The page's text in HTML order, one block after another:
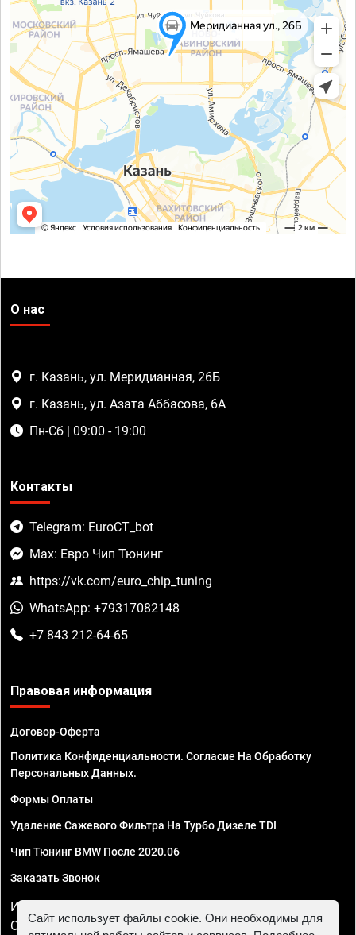
О нас
г. Казань, ул. Меридианная, 26Б
г. Казань, ул. Азата Аббасова, 6А
Пн-Сб | 09:00 - 19:00
Контакты
Telegram: EuroCT_bot
Max: Евро Чип Тюнинг
https://vk.com/euro_chip_tuning
WhatsApp: +79317082148
+7 843 212-64-65
Правовая информация
Договор-Оферта
Политика Конфиденциальности. Согласие На Обработку
Персональных Данных.
Формы Оплаты
Удаление Сажевого Фильтра На Турбо Дизеле TDI
Чип Тюнинг BMW После 2020.06
Заказать Звонок
ИП Смирнов Георгий Павлович. ИНН 781302555843,
ОГРНИП 324470400032610
Сайт использует файлы cookie. Они необходимы для